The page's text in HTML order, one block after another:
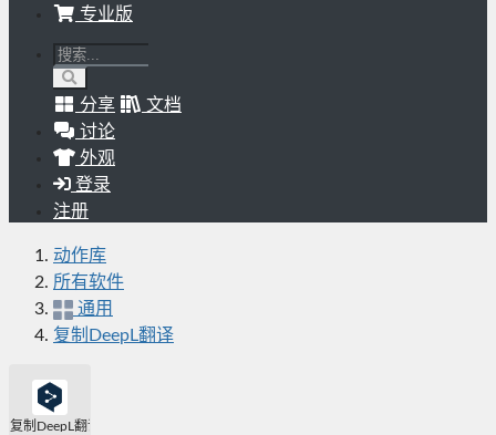
专业版
分享
文档
讨论
外观
登录
注册
动作库
所有软件
通用
复制DeepL翻译
复制DeepL翻译